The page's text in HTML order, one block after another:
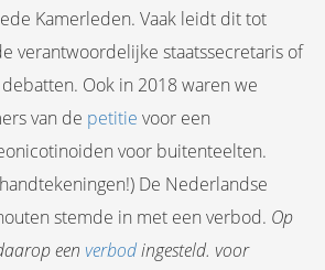
Kamerleden. Vaak leidt dit tot
verantwoordelijke staatssecretaris of
Ook in 2018 waren we
van de petitie voor een
voor buitenteelten.
De Nederlandse
stemde in met een verbod. Op
een verbodingesteld. voor